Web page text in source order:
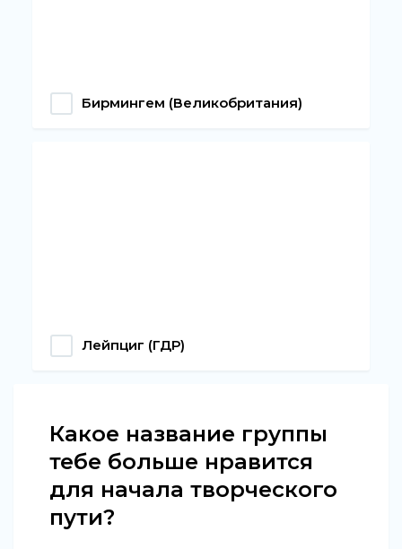
Бирмингем (Великобритания)
Лейпциг (ГДР)
Какое название группы
тебе больше нравится
для начала творческого
пути?